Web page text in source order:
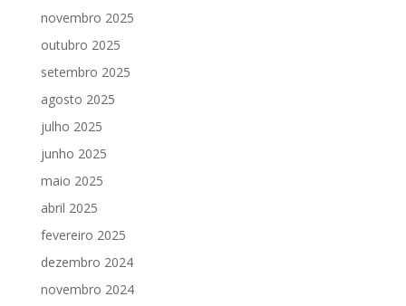
novembro 2025
outubro 2025
setembro 2025
agosto 2025
julho 2025
junho 2025
maio 2025
abril 2025
fevereiro 2025
dezembro 2024
novembro 2024